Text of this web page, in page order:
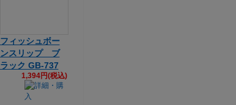
フィッシュボー
ンスリップ ブ
ラック GB-737
1,394円(税込)